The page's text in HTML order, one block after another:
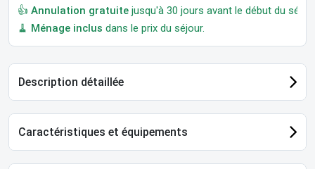
👍 Annulation gratuite jusqu'à 30 jours avant le début du
🧹 Ménage inclus dans le prix du séjour.
Description détaillée
Caractéristiques et équipements